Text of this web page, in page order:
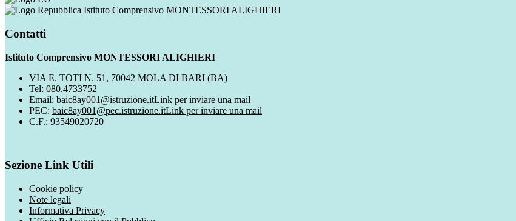
Istituto Comprensivo MONTESSORI ALIGHIERI
Contatti
Istituto Comprensivo MONTESSORI ALIGHIERI
VIA E. TOTI N. 51, 70042 MOLA DI BARI (BA)
Tel: 080.4733752
Email: baic8ay001@istruzione.itLink per inviare una mail
PEC: baic8ay001@pec.istruzione.itLink per inviare una mail
C.F.: 93549020720
Sezione Link Utili
Cookie policy
Note legali
Informativa Privacy